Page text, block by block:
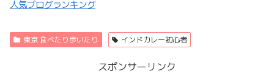
人気ブログランキング
東京 食べたり歩いたり インドカレー初心者
スポンサーリンク